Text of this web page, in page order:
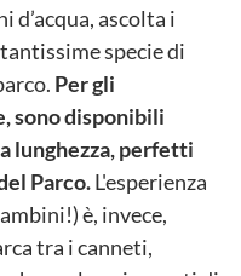
d’acqua, ascolta i
specie di
Per gli
sono disponibili
lunghezza, perfetti
Parco.L'esperienza
è, invece,
tra i canneti,